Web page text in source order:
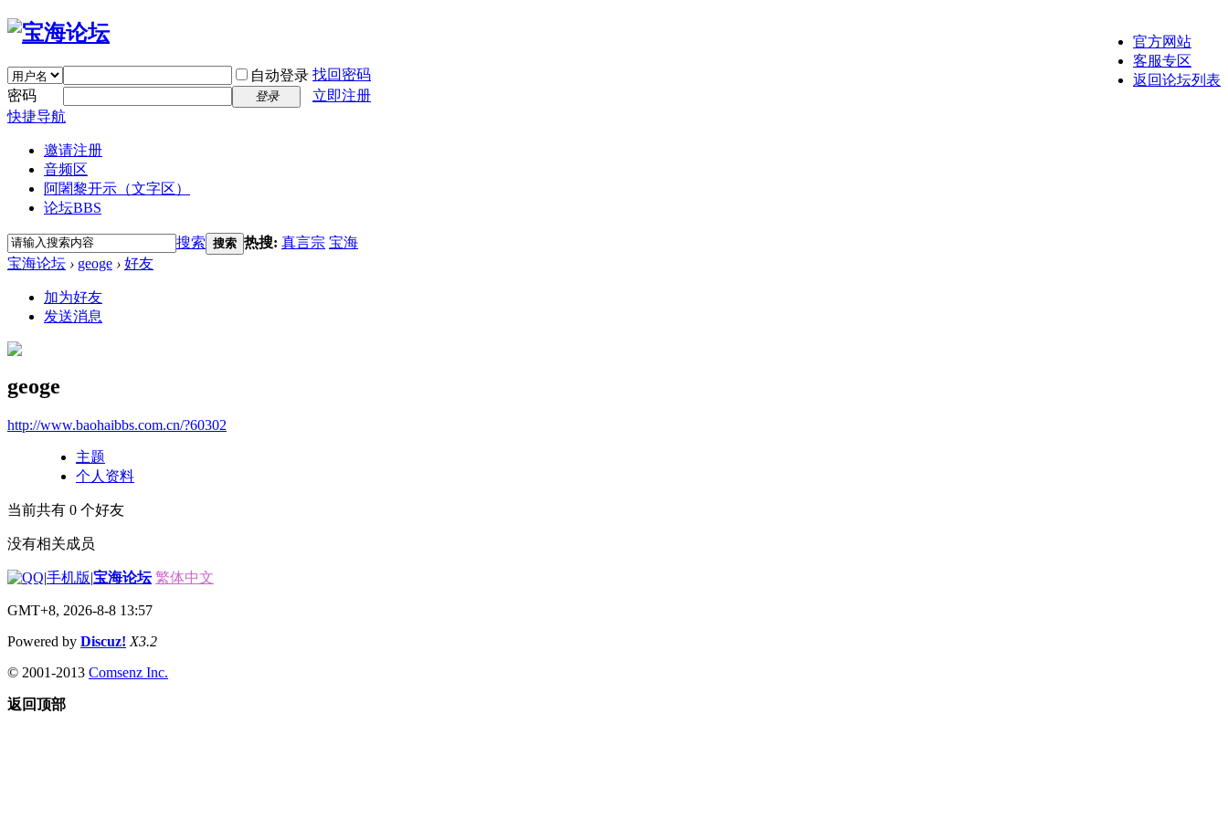
官方网站
客服专区
返回论坛列表
自动登录 找回密码
密码
登录
立即注册
快捷导航
邀请注册
音频区
阿闍黎开示（文字区）
论坛BBS
搜索 搜索 热搜: 真言宗 宝海
宝海论坛 › geoge › 好友
加为好友
发送消息
geoge
http://www.baohaibbs.com.cn/?60302
主题
个人资料
当前共有 0 个好友
没有相关成员
|手机版|宝海论坛 繁体中文
GMT+8, 2026-8-8 13:57
Powered by Discuz! X3.2
© 2001-2013 Comsenz Inc.
返回顶部